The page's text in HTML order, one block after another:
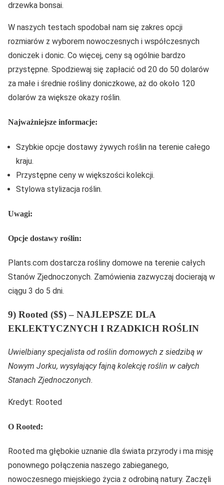
drzewka bonsai.
W naszych testach spodobał nam się zakres opcji
rozmiarów z wyborem nowoczesnych i współczesnych
doniczek i donic. Co więcej, ceny są ogólnie bardzo
przystępne. Spodziewaj się zapłacić od 20 do 50 dolarów
za małe i średnie rośliny doniczkowe, aż do około 120
dolarów za większe okazy roślin.
Najważniejsze informacje:
Szybkie opcje dostawy żywych roślin na terenie całego
kraju.
Przystępne ceny w większości kolekcji.
Stylowa stylizacja roślin.
Uwagi:
Opcje dostawy roślin:
Plants.com dostarcza rośliny domowe na terenie całych
Stanów Zjednoczonych. Zamówienia zazwyczaj docierają w
ciągu 3 do 5 dni.
9) Rooted ($$) – NAJLEPSZE DLA
EKLEKTYCZNYCH I RZADKICH ROŚLIN
Uwielbiany specjalista od roślin domowych z siedzibą w
Nowym Jorku, wysyłający fajną kolekcję roślin w całych
Stanach Zjednoczonych.
Kredyt: Rooted
O Rooted:
Rooted ma głębokie uznanie dla świata przyrody i ma misję
ponownego połączenia naszego zabieganego,
nowoczesnego miejskiego życia z odrobiną natury. Zaczęli